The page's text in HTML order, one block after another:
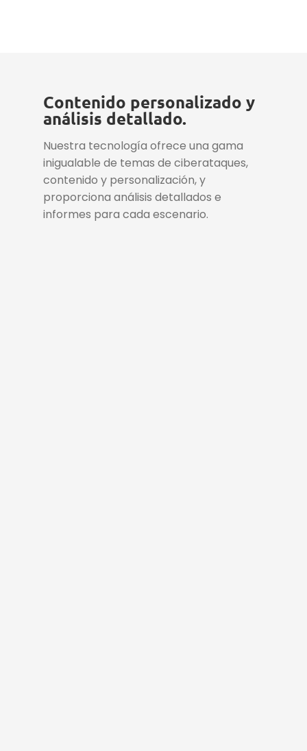
Contenido personalizado y
análisis detallado.
Nuestra tecnología ofrece una gama
inigualable de temas de ciberataques,
contenido y personalización, y
proporciona análisis detallados e
informes para cada escenario.